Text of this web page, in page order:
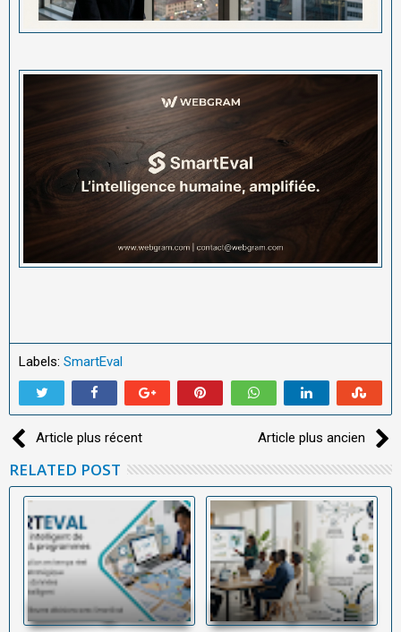
Labels: SmartEval
Article plus récent Article plus ancien
RELATED POST